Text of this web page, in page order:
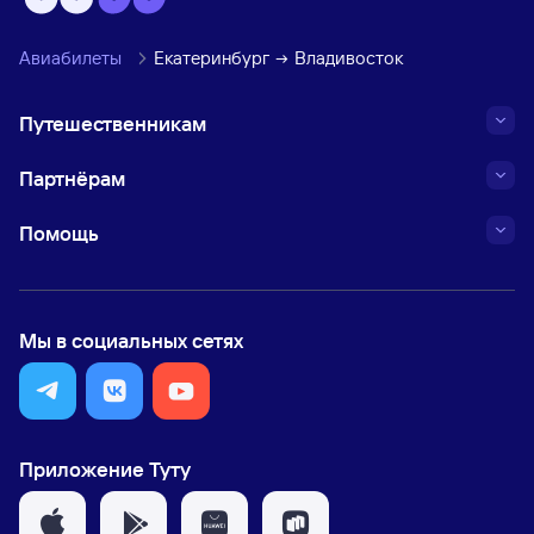
Авиабилеты Екатеринбург Владивосток
Путешественникам
Партнёрам
Помощь
Мы в социальных сетях
Приложение Туту